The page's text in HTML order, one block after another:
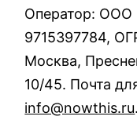
Оператор: ООО
9715397784,
Москва,
10/45. Почта
info@nowthis.ru.